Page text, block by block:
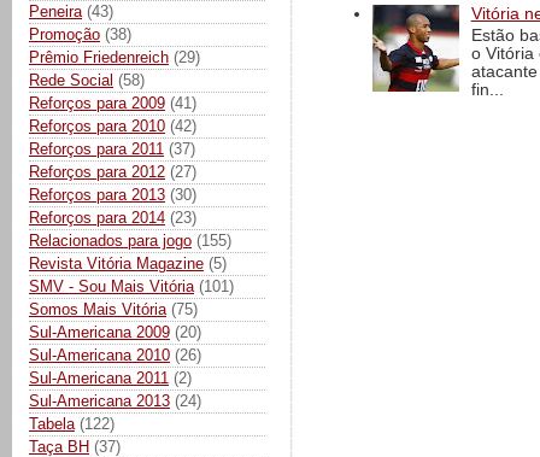
Peneira (43)
Promoção (38)
Prêmio Friedenreich (29)
Rede Social (58)
Reforços para 2009 (41)
Reforços para 2010 (42)
Reforços para 2011 (37)
Reforços para 2012 (27)
Reforços para 2013 (30)
Reforços para 2014 (23)
Relacionados para jogo (155)
Revista Vitória Magazine (5)
SMV - Sou Mais Vitória (101)
Somos Mais Vitória (75)
Sul-Americana 2009 (20)
Sul-Americana 2010 (26)
Sul-Americana 2011 (2)
Sul-Americana 2013 (24)
Tabela (122)
Taça BH (37)
Vitória
Estão
o Vitória
fin...